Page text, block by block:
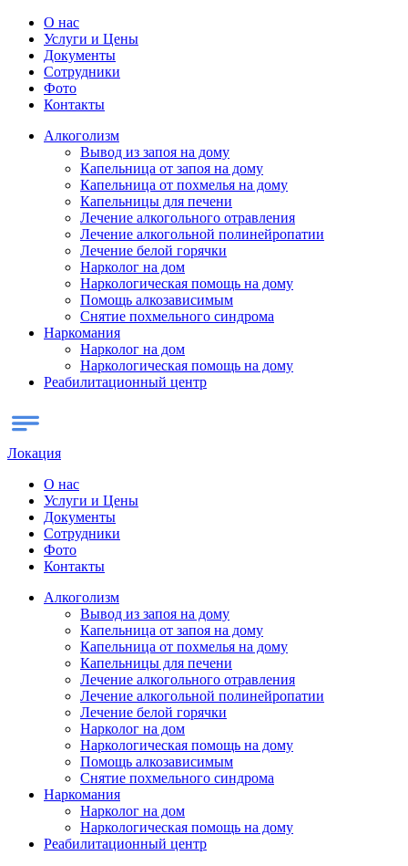
О нас
Услуги и Цены
Документы
Сотрудники
Фото
Контакты
Алкоголизм
Вывод из запоя на дому
Капельница от запоя на дому
Капельница от похмелья на дому
Капельницы для печени
Лечение алкогольного отравления
Лечение алкогольной полинейропатии
Лечение белой горячки
Нарколог на дом
Наркологическая помощь на дому
Помощь алкозависимым
Снятие похмельного синдрома
Наркомания
Нарколог на дом
Наркологическая помощь на дому
Реабилитационный центр
Локация
О нас
Услуги и Цены
Документы
Сотрудники
Фото
Контакты
Алкоголизм
Вывод из запоя на дому
Капельница от запоя на дому
Капельница от похмелья на дому
Капельницы для печени
Лечение алкогольного отравления
Лечение алкогольной полинейропатии
Лечение белой горячки
Нарколог на дом
Наркологическая помощь на дому
Помощь алкозависимым
Снятие похмельного синдрома
Наркомания
Нарколог на дом
Наркологическая помощь на дому
Реабилитационный центр